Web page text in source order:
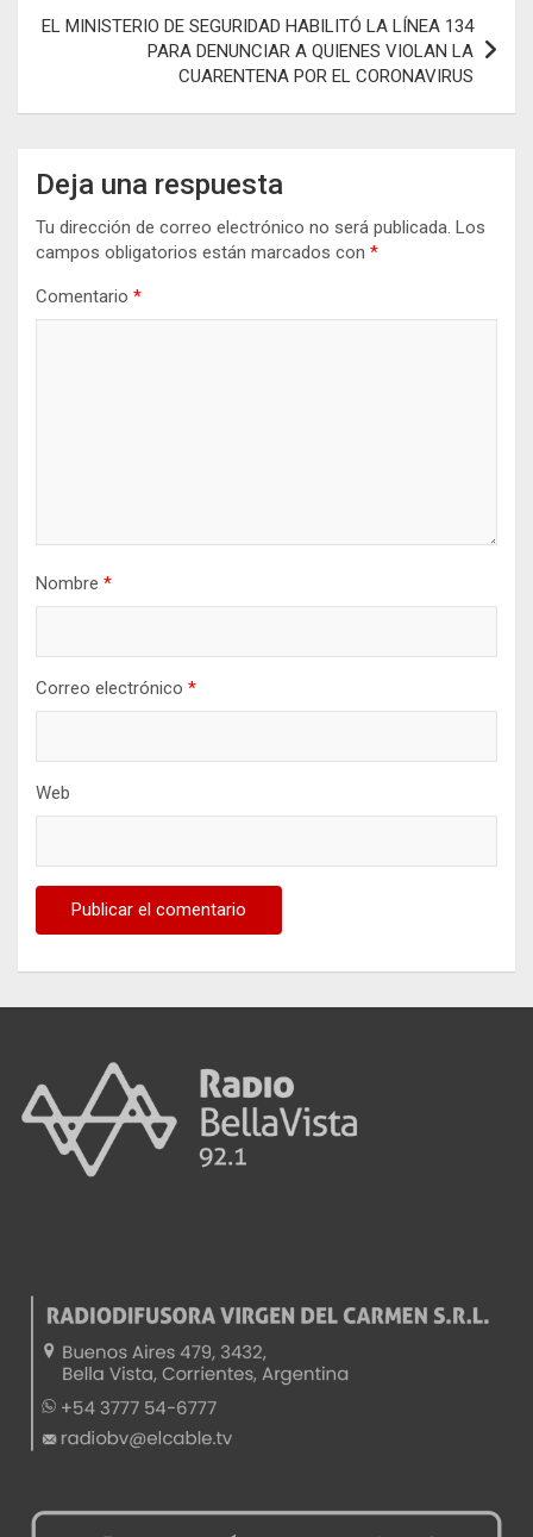
EL MINISTERIO DE SEGURIDAD HABILITÓ LA LÍNEA 134
PARA DENUNCIAR A QUIENES VIOLAN LA
CUARENTENA POR EL CORONAVIRUS
Deja una respuesta
Tu dirección de correo electrónico no será publicada. Los
campos obligatorios están marcados con *
Comentario *
Nombre *
Correo electrónico *
Web